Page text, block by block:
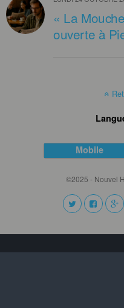
« La
ouverte à
Mobile
©2025 - Nouvel